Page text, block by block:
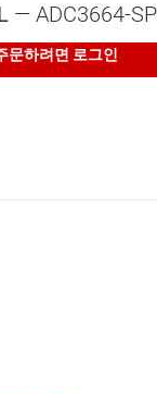
— ADC3664-
문하려면 로그인